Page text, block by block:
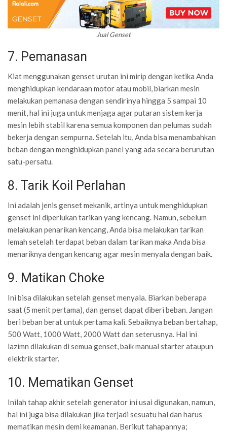
Jual Genset
7. Pemanasan
Kiat menggunakan genset urutan ini mirip dengan ketika Anda
menghidupkan kendaraan motor atau mobil, biarkan mesin
melakukan pemanasa dengan sendirinya hingga 5 sampai 10
menit, hal ini juga untuk menjaga agar putaran sistem kerja
mesin lebih stabil karena semua komponen dan pelumas sudah
bekerja dengan sempurna. Setelah itu, Anda bisa menambahkan
beban dengan menghidupkan panel yang ada secara berurutan
satu-persatu.
8. Tarik Koil Perlahan
Ini adalah jenis genset mekanik, artinya untuk menghidupkan
genset ini diperlukan tarikan yang kencang. Namun, sebelum
melakukan penarikan kencang, Anda bisa melakukan tarikan
lemah setelah terdapat beban dalam tarikan maka Anda bisa
menariknya dengan kencang agar mesin menyala dengan baik.
9. Matikan Choke
Ini bisa dilakukan setelah genset menyala. Biarkan beberapa
saat (5 menit pertama), dan genset dapat diberi beban. Jangan
beri beban berat untuk pertama kali. Sebaiknya beban bertahap,
500 Watt, 1000 Watt, 2000 Watt dan seterusnya. Hal ini
lazimn dilakukan di semua genset, baik manual starter ataupun
elektrik starter.
10. Mematikan Genset
Inilah tahap akhir setelah generator ini usai digunakan, namun,
hal ini juga bisa dilakukan jika terjadi sesuatu hal dan harus
mematikan mesin demi keamanan. Berikut tahapannya;